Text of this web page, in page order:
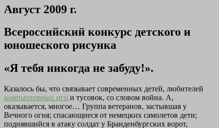
Август 2009 г.
Всероссийский конкурс детского и
юношеского рисунка
«Я тебя никогда не забуду!».
Казалось бы, что связывает современных детей, любителей
компьютерных игр и тусовок, со словом война. А,
оказывается, многое… Группа ветеранов, застывшая у
Вечного огня; спасающиеся от немецких самолетов дети;
поднявшийся в атаку солдат у Бранденбургских ворот,